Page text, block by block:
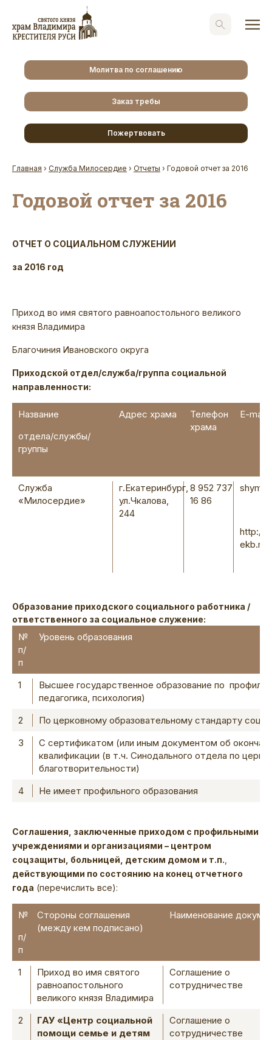
Молитва по соглашению
Заказ требы
Пожертвовать
Главная › Служба Милосердие › Отчеты › Годовой отчет за 2016
Годовой отчет за 2016
ОТЧЕТ О СОЦИАЛЬНОМ СЛУЖЕНИИ
за 2016 год
Приход во имя святого равноапостольного великого
князя Владимира
Благочиния Ивановского округа
Приходской отдел/служба/группа социальной
направленности:
Название
отдела/службы/
группы
Адрес храма
Телефон
храма
E-mail,
Служба
«Милосердие»
г.Екатеринбург,
ул.Чкалова,
244
8 952 737
16 86
http://
ekb.ru/
Образование приходского социального работника /
ответственного за социальное служение:
№
п/
п
Уровень образования
1
Высшее государственное образование по профилю
педагогика, психология)
2
По церковному образовательному стандарту
3
С сертификатом (или иным документом об
квалификации (в т.ч. Синодального отдела по
благотворительности)
4
Не имеет профильного образования
Соглашения, заключенные приходом с профильными
учреждениями и организациями – центром
соцзащиты, больницей, детским домом и т.п.
действующими по состоянию на конец отчетного
года (перечислить все):
№
п/
п
Стороны соглашения
(между кем подписано)
Наименование
1
Приход во имя святого
равноапостольного
великого князя Владимира
Соглашение о
сотрудничестве
2
ГАУ «Центр социальной
помощи семье и детям
Соглашение о
сотрудничестве